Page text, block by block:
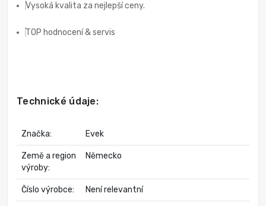
Vysoká kvalita za nejlepší ceny.
TOP hodnocení & servis
Technické údaje:
Značka: Evek
Země a region
výroby:
Německo
Číslo výrobce: Není relevantní